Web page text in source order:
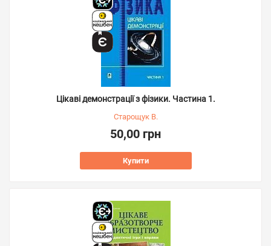
Цікаві демонстрації з фізики. Частина 1.
Старощук В.
50,00 грн
Купити